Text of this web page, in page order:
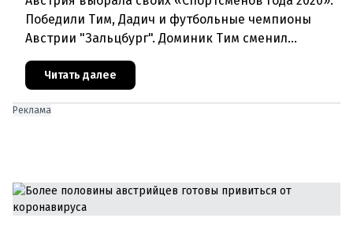
Победили Тим, Дадич и футбольные чемпионы
Австрии "Зальцбург". Доминик Тим сменил
постоянного победителя Марселя Хиршера в
ранге Спортсмена года. На выбо
Читать далее
Реклама